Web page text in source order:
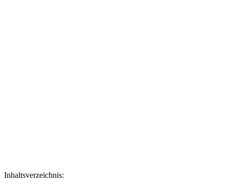
Inhaltsverzeichnis: